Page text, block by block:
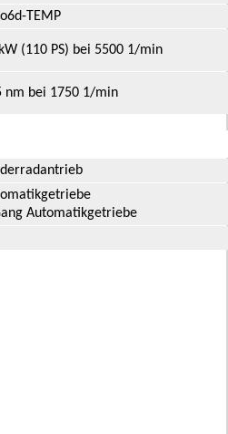
TEMP
(110 PS) bei 5500 1/min
nm bei 1750 1/min
Automatikgetriebe